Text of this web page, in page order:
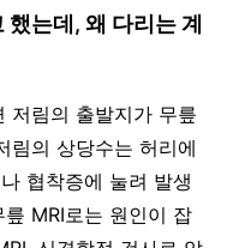
는데, 왜 다리는 계
저림의 출발지가 무릎
림의 상당수는 허리에
협착증에 눌려 발생
MRI로는 원인이 잡